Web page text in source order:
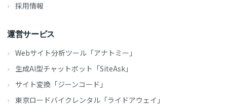
採用情報
運営サービス
Webサイト分析ツール「アナトミー」
生成AI型チャットボット「SiteAsk」
サイト変換「ジーンコード」
東京ロードバイクレンタル「ライドアウェイ」